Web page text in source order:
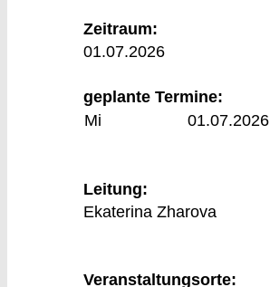
Zeitraum:
01.07.2026
geplante Termine:
Mi
01.07.2026
Leitung:
Ekaterina Zharova
Veranstaltungsorte: